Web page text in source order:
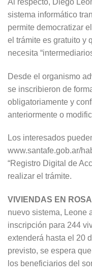
sistema informático
permite democratizar
el trámite es gratuito y
necesita
Desde el organismo
se inscribieron de
obligatoriamente y
anteriormente o
Los interesados
www.santafe.gob.ar/
“Registro Digital de
realizar el trámite.
VIVIENDAS EN
nuevo sistema, Leone
inscripción para 244
extenderá hasta el 20
previsto, se espera
los beneficiarios del